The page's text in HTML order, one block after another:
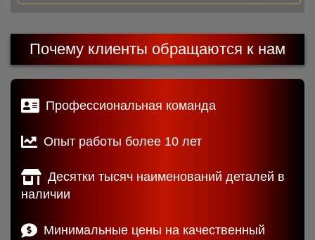
Почему клиенты обращаются к нам
Профессиональная команда
Опыт работы более 10 лет
Десятки тысяч наименований деталей в
наличии
Минимальные цены на качественный